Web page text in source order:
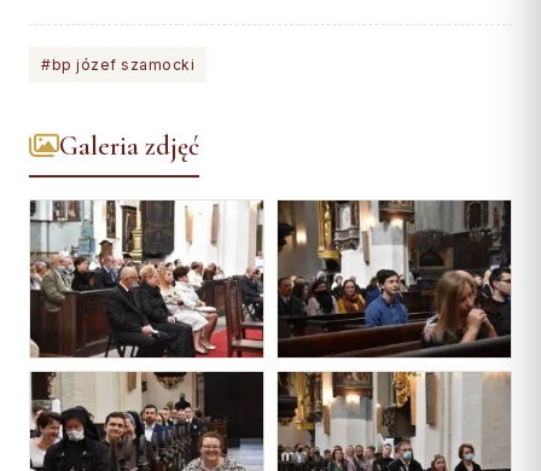
#bp józef szamocki
Galeria zdjęć